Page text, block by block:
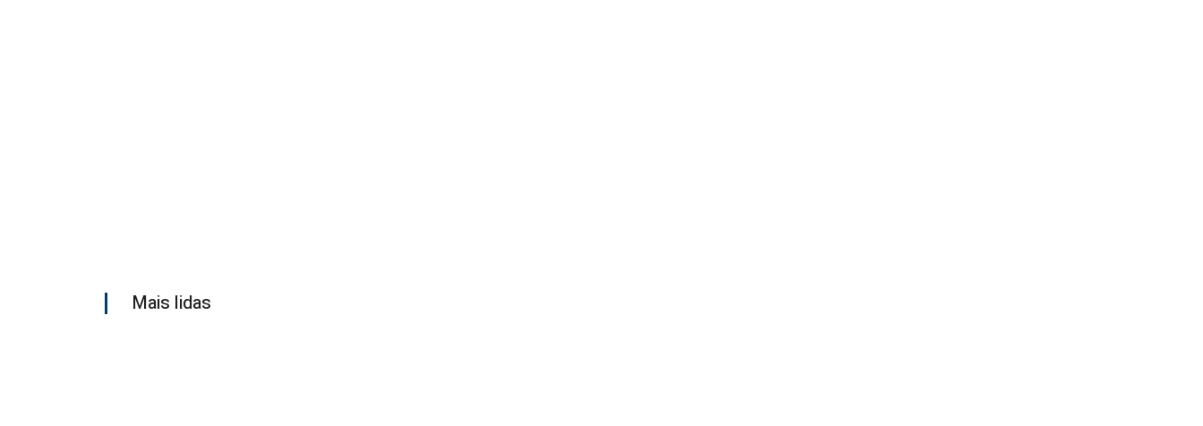
Mais lidas